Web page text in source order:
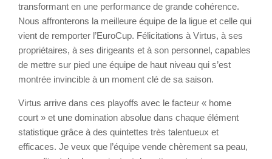
transformant en une performance de grande cohérence.
Nous affronterons la meilleure équipe de la ligue et celle qui
vient de remporter l’EuroCup. Félicitations à Virtus, à ses
propriétaires, à ses dirigeants et à son personnel, capables
de mettre sur pied une équipe de haut niveau qui s’est
montrée invincible à un moment clé de sa saison.
Virtus arrive dans ces playoffs avec le facteur « home
court » et une domination absolue dans chaque élément
statistique grâce à des quintettes très talentueux et
efficaces. Je veux que l’équipe vende chèrement sa peau,